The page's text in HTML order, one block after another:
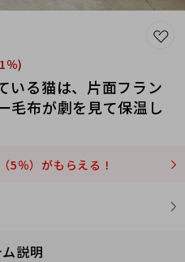
％)
いる猫は、片面フラン
毛布が劇を見て保温し
5％）がもらえる！
説明